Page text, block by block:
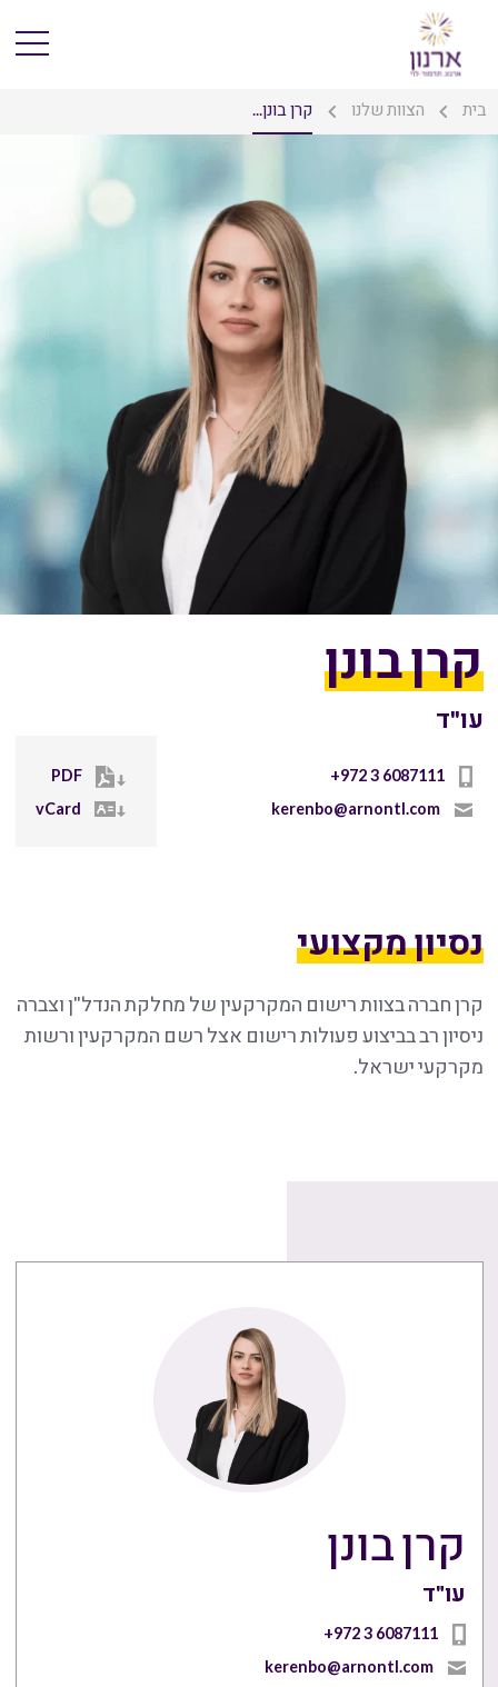
בית הצוות שלנו קרן בונן...
קרן בונן
עו"ד
+972 3 6087111
kerenbo@arnontl.com
PDF
vCard
נסיון מקצועי
קרן חברה בצוות רישום המקרקעין של מחלקת הנדל"ן וצברה
ניסיון רב בביצוע פעולות רישום אצל רשם המקרקעין ורשות
מקרקעי ישראל.
קרן בונן
עו"ד
+972 3 6087111
kerenbo@arnontl.com